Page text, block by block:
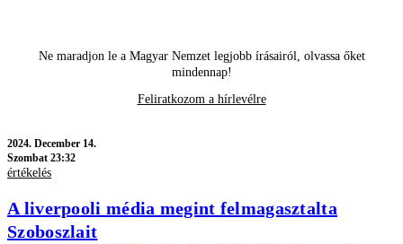
Ne maradjon le a Magyar Nemzet legjobb írásairól, olvassa őket
mindennap!
Feliratkozom a hírlevélre
2024. December 14.
Szombat 23:32
értékelés
A liverpooli média megint felmagasztalta
Szoboszlait